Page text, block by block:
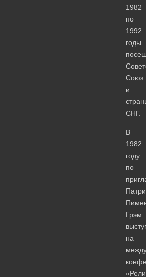
1982
по
1992
годы
Союз
и
СНГ.
В
1982
году
по
Грэм
на